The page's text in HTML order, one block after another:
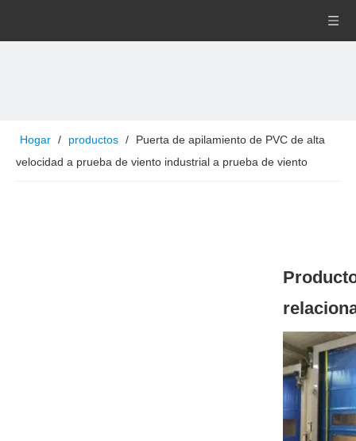
Hogar / productos /
Puerta de apilamiento de PVC de alta
velocidad a prueba de viento industrial a prueba de viento